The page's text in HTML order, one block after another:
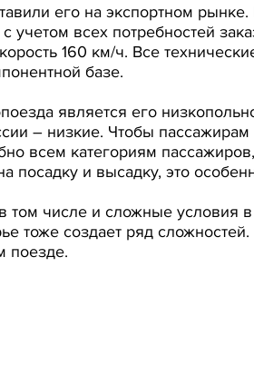
его на экспортном рынке.
учетом всех потребностей
160 км/ч. Все
базе.
является его
– низкие. Чтобы
всем категориям
посадку и высадку, это
числе и сложные условия
тоже создает ряд
поезде.